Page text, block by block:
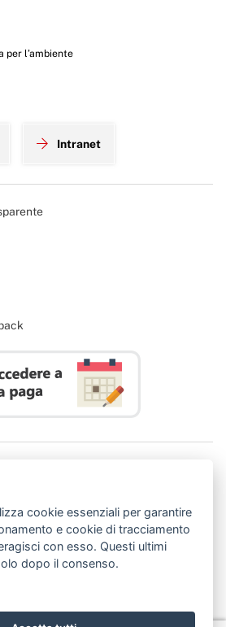
per l’ambiente
Intranet
| C. F. 94164020482
di soli messaggi di posta elettronica certificata)
cookie essenziali per garantire
e cookie di tracciamento
con esso. Questi ultimi
dopo il consenso.